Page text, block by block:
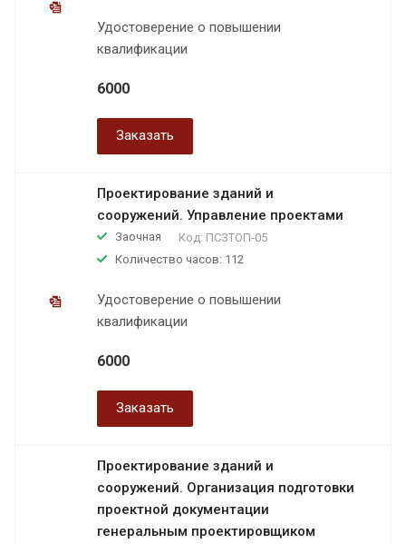
Удостоверение о повышении
квалификации
6000
Заказать
Проектирование зданий и
сооружений. Управление проектами
Заочная Код: ПСЗТОП-05
Количество часов: 112
Удостоверение о повышении
квалификации
6000
Заказать
Проектирование зданий и
сооружений. Организация подготовки
проектной документации
генеральным проектировщиком